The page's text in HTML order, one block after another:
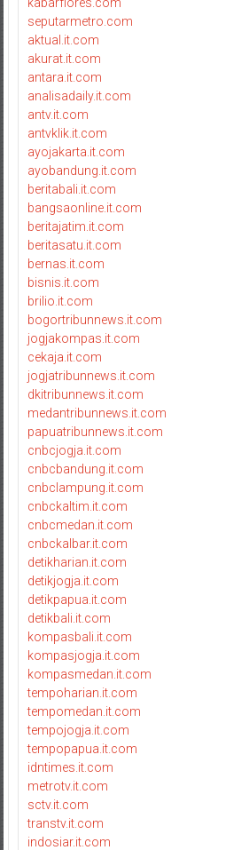
seputarmetro.com
aktual.it.com
akurat.it.com
antara.it.com
analisadaily.it.com
antv.it.com
antvklik.it.com
ayojakarta.it.com
ayobandung.it.com
beritabali.it.com
bangsaonline.it.com
beritajatim.it.com
beritasatu.it.com
bernas.it.com
bisnis.it.com
brilio.it.com
bogortribunnews.it.com
jogjakompas.it.com
cekaja.it.com
jogjatribunnews.it.com
dkitribunnews.it.com
medantribunnews.it.com
papuatribunnews.it.com
cnbcjogja.it.com
cnbcbandung.it.com
cnbclampung.it.com
cnbckaltim.it.com
cnbcmedan.it.com
cnbckalbar.it.com
detikharian.it.com
detikjogja.it.com
detikpapua.it.com
detikbali.it.com
kompasbali.it.com
kompasjogja.it.com
kompasmedan.it.com
tempoharian.it.com
tempomedan.it.com
tempojogja.it.com
tempopapua.it.com
idntimes.it.com
metrotv.it.com
sctv.it.com
transtv.it.com
indosiar.it.com